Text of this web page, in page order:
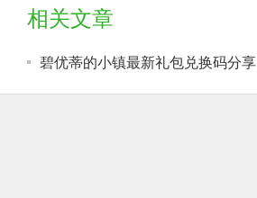
相关文章
碧优蒂的小镇最新礼包兑换码分享